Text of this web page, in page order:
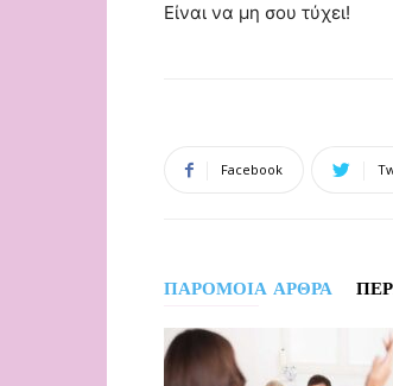
Είναι να μη σου τύχει!
Facebook
ΠΑΡΟΜΟΙΑ ΑΡΘΡΑ